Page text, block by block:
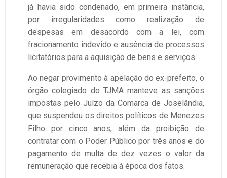
já havia sido condenado, em primeira instância,
por irregularidades como realização de
despesas em desacordo com a lei, com
fracionamento indevido e ausência de processos
licitatórios para a aquisição de bens e serviços.
Ao negar provimento à apelação do ex-prefeito, o
órgão colegiado do TJMA manteve as sanções
impostas pelo Juízo da Comarca de Joselândia,
que suspendeu os direitos políticos de Menezes
Filho por cinco anos, além da proibição de
contratar com o Poder Público por três anos e do
pagamento de multa de dez vezes o valor da
remuneração que recebia à época dos fatos.